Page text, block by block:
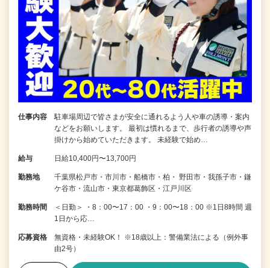
仕事内容
駐車場周辺で皆さまが安全に通れるよう人や車の誘導・案内
などをお願いします。 最初は慣れるまで、歩行者の誘導や声
掛けから始めていただきます。 未経験で始め…
給与 日給10,400円〜13,700円
勤務地
千葉県松戸市・市川市・船橋市・柏・ 野田市・我孫子市・鎌
ケ谷市・流山市・東京都葛飾区・江戸川区
勤務時間
＜日勤＞ ・8：00〜17：00 ・9：00〜18：00 ※1日8時間 週
1日から応…
応募資格
無資格・未経験OK！ ※18歳以上：警備業法による（例外事
由2号）